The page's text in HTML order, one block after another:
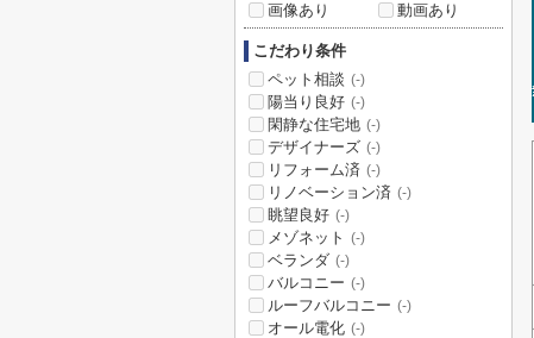
画像あり
動画あり
こだわり条件
ペット相談 (-)
陽当り良好 (-)
閑静な住宅地 (-)
デザイナーズ (-)
リフォーム済 (-)
リノベーション済 (-)
眺望良好 (-)
メゾネット (-)
ベランダ (-)
バルコニー (-)
ルーフバルコニー (-)
オール電化 (-)